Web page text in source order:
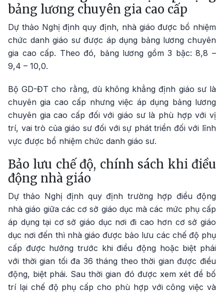
bảng lương chuyên gia cao cấp
Dự thảo Nghị định quy định, nhà giáo được bổ nhiệm
chức danh giáo sư được áp dụng bảng lương chuyên
gia cao cấp. Theo đó, bảng lương gồm 3 bậc: 8,8 –
9,4 – 10,0.
Bộ GD-ĐT cho rằng, dù không khẳng định giáo sư là
chuyên gia cao cấp nhưng việc áp dụng bảng lương
chuyên gia cao cấp đối với giáo sư là phù hợp với vị
trí, vai trò của giáo sư đối với sự phát triển đối với lĩnh
vực được bổ nhiệm chức danh giáo sư.
Bảo lưu chế độ, chính sách khi điều
động nhà giáo
Dự thảo Nghị định quy định trường hợp điều động
nhà giáo giữa các cơ sở giáo dục mà các mức phụ cấp
áp dụng tại cơ sở giáo dục nơi đi cao hơn cơ sở giáo
dục nơi đến thì nhà giáo được bảo lưu các chế độ phụ
cấp được hưởng trước khi điều động hoặc biệt phái
với thời gian tối đa 36 tháng theo thời gian được điều
động, biệt phái. Sau thời gian đó được xem xét để bố
trí lại chế độ phụ cấp cho phù hợp với công việc và